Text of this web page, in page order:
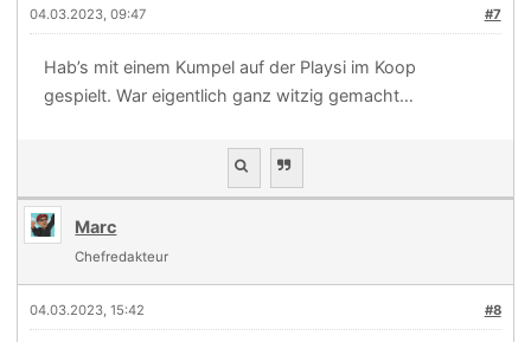
#7
04.03.2023, 09:47
Hab’s mit einem Kumpel auf der Playsi im Koop
gespielt. War eigentlich ganz witzig gemacht…
Marc
Chefredakteur
#8
04.03.2023, 15:42